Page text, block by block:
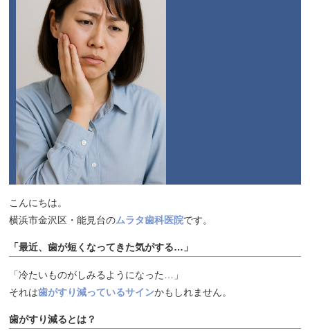
こんにちは。
横浜市金沢区・能見台のムラタ歯科医院です。
「最近、歯が短くなってきた気がする…」
「冷たいものがしみるようになった…」
それは歯がすり減っているサインかもしれません。
歯がすり減るとは？